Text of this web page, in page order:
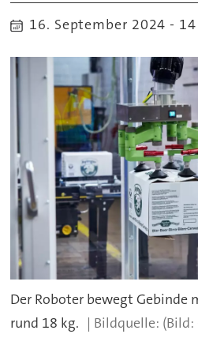
16. September 2024 -
Der Roboter bewegt Gebinde
rund 18 kg.
(Bild: